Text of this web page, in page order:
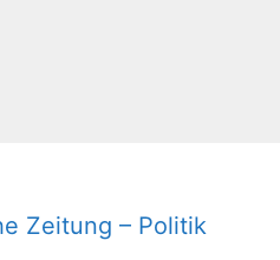
Zeitung – Politik